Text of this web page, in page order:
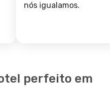
nós igualamos.
perfeito em